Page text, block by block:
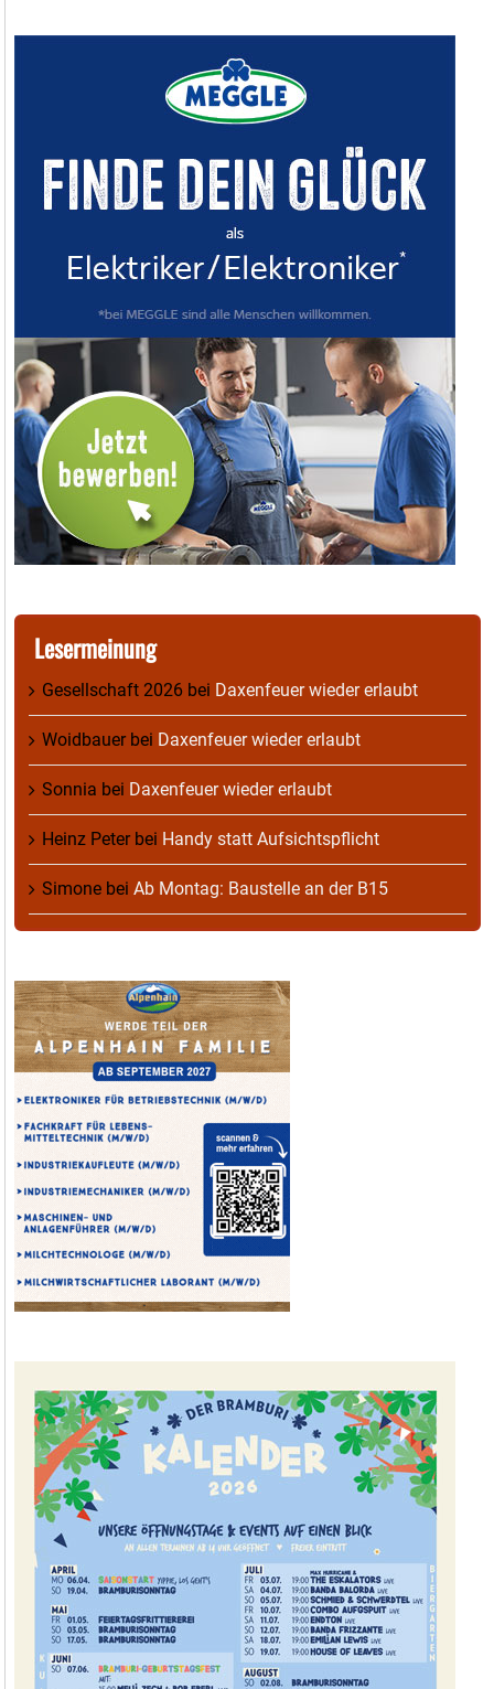
Lesermeinung
Gesellschaft 2026 bei Daxenfeuer wieder erlaubt
Woidbauerbei Daxenfeuer wieder erlaubt
Sonnia bei Daxenfeuer wieder erlaubt
Heinz Peterbei Handy statt Aufsichtspflicht
Simone bei Ab Montag: Baustelle an der B15